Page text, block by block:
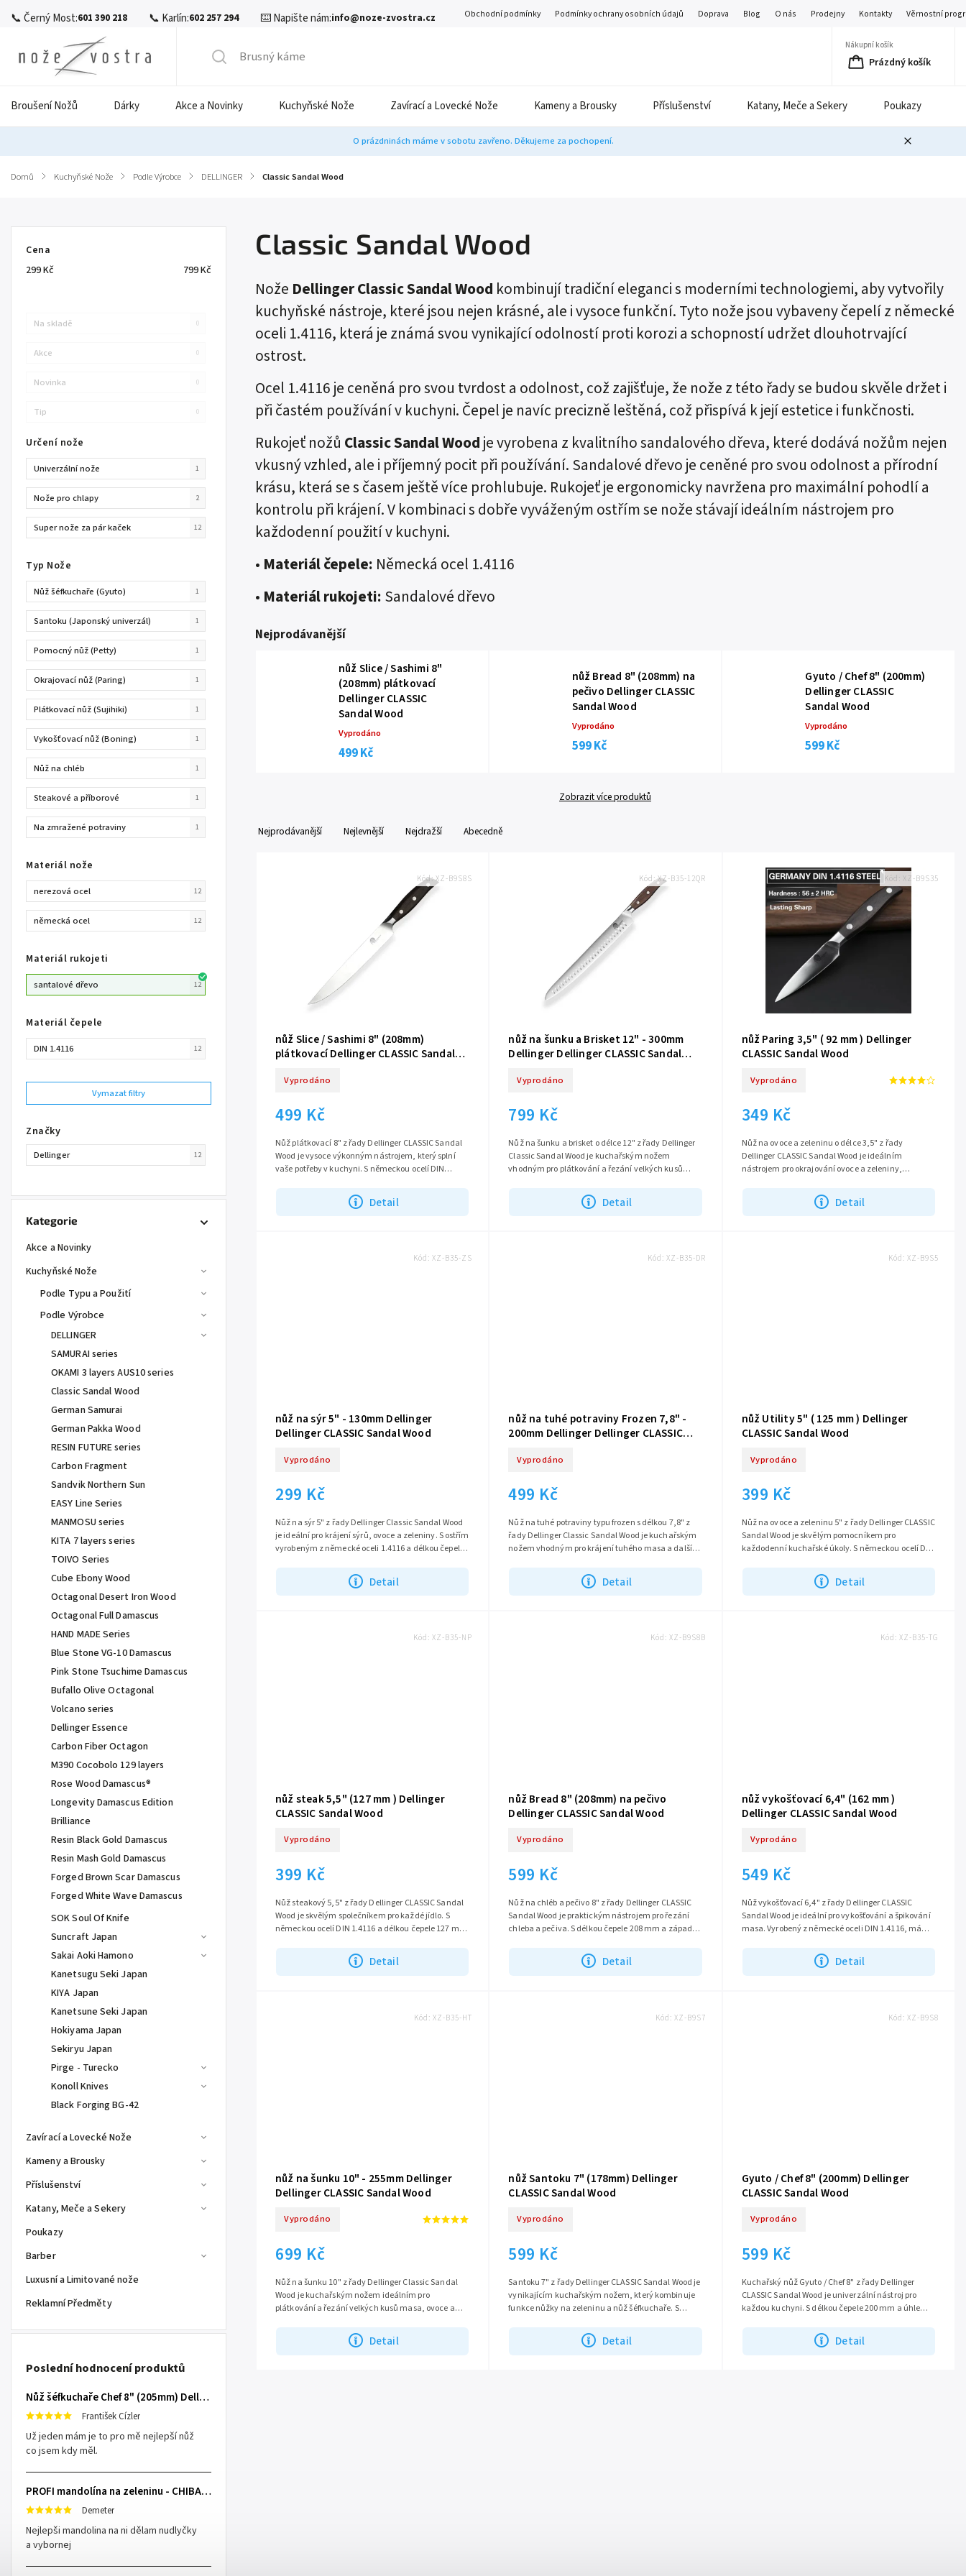
📞 Černý Most:601 390 218 📞 Karlín:602 257 294 ⌨️ Napište nám:info@noze-zvostra.cz Obchodní podmínky Podmínky ochrany osobních údajů Doprava Blog O nás Prodejny Kontakty Věrnostní
Nákupní košík
Prázdný košík
Broušení Nožů Dárky Akce a Novinky Kuchyňské Nože Zavírací a Lovecké Nože Kameny a Brousky Příslušenství Katany, Meče a Sekery Poukazy
O prázdninách máme v sobotu zavřeno. Děkujeme za pochopení.
Domů / Kuchyňské Nože / Podle Výrobce / DELLINGER / Classic Sandal Wood
Cena
299Kč 799Kč
Na skladě 0
Akce 0
Novinka 0
Tip 0
Značky
Dellinger 12
Určení nože
Univerzální nože 1
Nože pro chlapy 2
Super nože za pár kaček 12
Typ Nože
Nůž šéfkuchaře (Gyuto) 1
Santoku (Japonský univerzál) 1
Pomocný nůž (Petty) 1
Okrajovací nůž (Paring) 1
Plátkovací nůž (Sujihiki) 1
Vykošťovací nůž (Boning) 1
Nůž na chléb 1
Steakové a příborové 1
Na zmražené potraviny 1
Materiál nože
nerezová ocel 12
německá ocel 12
Materiál rukojeti
santalové dřevo 12
Materiál čepele
DIN 1.4116 12
Vymazat filtry
Kategorie
Akce a Novinky
Kuchyňské Nože
Podle Typu a Použití
Podle Výrobce
DELLINGER
SAMURAI series
OKAMI 3 layers AUS10 series
Classic Sandal Wood
German Samurai
German Pakka Wood
RESIN FUTURE series
Carbon Fragment
Sandvik Northern Sun
EASY Line Series
MANMOSU series
KITA 7 layers series
TOIVO Series
Cube Ebony Wood
Octagonal Desert Iron Wood
Octagonal Full Damascus
HAND MADE Series
Blue Stone VG-10 Damascus
Pink Stone Tsuchime Damascus
Bufallo Olive Octagonal
Volcano series
Dellinger Essence
Carbon Fiber Octagon
M390 Cocobolo 129 layers
Rose Wood Damascus®
Longevity Damascus Edition
Brilliance
Resin Black Gold Damascus
Resin Mash Gold Damascus
Forged Brown Scar Damascus
Forged White Wave Damascus
SOK Soul Of Knife
Suncraft Japan
Sakai Aoki Hamono
Kanetsugu Seki Japan
KIYA Japan
Kanetsune Seki Japan
Hokiyama Japan
Sekiryu Japan
Pirge - Turecko
Konoll Knives
Black Forging BG-42
Zavírací a Lovecké Nože
Kameny a Brousky
Příslušenství
Katany, Meče a Sekery
Poukazy
Barber
Luxusní a Limitované nože
Reklamní Předměty
Poslední hodnocení produktů
Nůž šéfkuchaře Chef 8" (205mm) Dellinger TOIVO - Professional Damascus
František Cízler
Už jeden mám je to pro mě nejlepší nůž
co jsem kdy měl.
PROFI mandolína na zeleninu - CHIBA Japan, sengiri slicekun
Demeter
Nejlepši mandolina na ni dělam nudlyčky
a vybornej
Classic Sandal Wood
Nože Dellinger Classic Sandal Wood kombinují tradiční eleganci s moderními technologiemi, aby vytvořily
kuchyňské nástroje, které jsou nejen krásné, ale i vysoce funkční. Tyto nože jsou vybaveny čepelí z německé
oceli 1.4116, která je známá svou vynikající odolností proti korozi a schopností udržet dlouhotrvající
ostrost.
Ocel 1.4116 je ceněná pro svou tvrdost a odolnost, což zajišťuje, že nože z této řady se budou skvěle držet i
při častém používání v kuchyni. Čepel je navíc precizně leštěná, což přispívá k její estetice i funkčnosti.
Rukojeť nožů Classic Sandal Woodje vyrobena z kvalitního sandalového dřeva, které dodává nožům nejen
vkusný vzhled, ale i příjemný pocit při používání. Sandalové dřevo je ceněné pro svou odolnost a přírodní
krásu, která se s časem ještě více prohlubuje. Rukojeť je ergonomicky navržena pro maximální pohodlí a
kontrolu při krájení. V kombinaci s dobře vyváženým ostřím se nože stávají ideálním nástrojem pro
každodenní použití v kuchyni.
• Materiál čepele: Německá ocel 1.4116
• Materiál rukojeti:Sandalové dřevo
Nejprodávanější
nůž Slice / Sashimi 8"
(208mm) plátkovací
Dellinger CLASSIC
Sandal Wood
Vyprodáno
499 Kč
nůž Bread 8" (208mm) na
pečivo Dellinger CLASSIC
Sandal Wood
Vyprodáno
599 Kč
Gyuto / Chef 8" (200mm)
Dellinger CLASSIC
Sandal Wood
Vyprodáno
599 Kč
Zobrazit více produktů
Nejprodávanější Nejlevnější Nejdražší Abecedně
nůž Slice / Sashimi 8" (208mm)
plátkovací Dellinger CLASSIC Sandal
Vyprodáno
499 Kč
Detail
Nůž plátkovací 8" z řady Dellinger CLASSIC Sandal
Wood je vysoce výkonným nástrojem, který splní
vaše potřeby v kuchyni. S německou ocelí DIN
Kód:XZ-B9S8S
nůž na šunku a Brisket 12" - 300mm
Dellinger Dellinger CLASSIC Sandal
Vyprodáno
799 Kč
Detail
Nůž na šunku a brisket o délce 12" z řady Dellinger
Classic Sandal Wood je kuchařským nožem
vhodným pro plátkování a řezání velkých kusů
Kód:XZ-B35-12QR
nůž Paring 3,5" ( 92 mm ) Dellinger
CLASSIC Sandal Wood
Vyprodáno
349 Kč
Detail
Nůž na ovoce a zeleninu o délce 3,5" z řady
Dellinger CLASSIC Sandal Wood je ideálním
nástrojem pro okrajování ovoce a zeleniny,
Kód: XZ-B9S35
nůž na sýr 5" - 130mm Dellinger
Dellinger CLASSIC Sandal Wood
Vyprodáno
299 Kč
Detail
Nůž na sýr 5" z řady Dellinger Classic Sandal Wood
je ideální pro krájení sýrů, ovoce a zeleniny. S ostřím
vyrobeným z německé oceli 1.4116 a délkou čepele
Kód:XZ-B35-ZS
nůž na tuhé potraviny Frozen 7,8" -
200mm Dellinger Dellinger CLASSIC
Vyprodáno
499 Kč
Detail
Nůž na tuhé potraviny typu frozen s délkou 7,8" z
řady Dellinger Classic Sandal Wood je kuchařským
nožem vhodným pro krájení tuhého masa a dalších
Kód: XZ-B35-DR
nůž Utility 5" ( 125 mm ) Dellinger
CLASSIC Sandal Wood
Vyprodáno
399 Kč
Detail
Nůž na ovoce a zeleninu 5" z řady Dellinger CLASSIC
Sandal Wood je skvělým pomocníkem pro
každodenní kuchařské úkoly. S německou ocelí DIN
Kód: XZ-B9S5
nůž steak 5,5" (127 mm ) Dellinger
CLASSIC Sandal Wood
Vyprodáno
399 Kč
Detail
Nůž steakový 5,5" z řady Dellinger CLASSIC Sandal
Wood je skvělým společníkem pro každé jídlo. S
německou ocelí DIN 1.4116 a délkou čepele 127 mm
Kód:XZ-B35-NP
nůž Bread 8" (208mm) na pečivo
Dellinger CLASSIC Sandal Wood
Vyprodáno
599 Kč
Detail
Nůž na chléb a pečivo 8" z řady Dellinger CLASSIC
Sandal Wood je praktickým nástrojem pro řezání
chleba a pečiva. S délkou čepele 208 mm a západní
Kód: XZ-B9S8B
nůž vykošťovací 6,4" (162 mm )
Dellinger CLASSIC Sandal Wood
Vyprodáno
549 Kč
Detail
Nůž vykošťovací 6,4" z řady Dellinger CLASSIC
Sandal Wood je ideální pro vykošťování a špikování
masa. Vyrobený z německé oceli DIN 1.4116, má
Kód: XZ-B35-TG
nůž na šunku 10" - 255mm Dellinger
Dellinger CLASSIC Sandal Wood
Vyprodáno
699 Kč
Detail
Nůž na šunku 10" z řady Dellinger Classic Sandal
Wood je kuchařským nožem ideálním pro
plátkování a řezání velkých kusů masa, ovoce a
Kód:XZ-B35-HT
nůž Santoku 7" (178mm) Dellinger
CLASSIC Sandal Wood
Vyprodáno
599 Kč
Detail
Santoku 7" z řady Dellinger CLASSIC Sandal Wood je
vynikajícím kuchařským nožem, který kombinuje
funkce nůžky na zeleninu a nůž šéfkuchaře. S
Kód: XZ-B9S7
Gyuto / Chef 8" (200mm) Dellinger
CLASSIC Sandal Wood
Vyprodáno
599 Kč
Detail
Kuchařský nůž Gyuto / Chef 8" z řady Dellinger
CLASSIC Sandal Wood je univerzální nástroj pro
každou kuchyni. S délkou čepele 200 mm a úhlem
Kód: XZ-B9S8